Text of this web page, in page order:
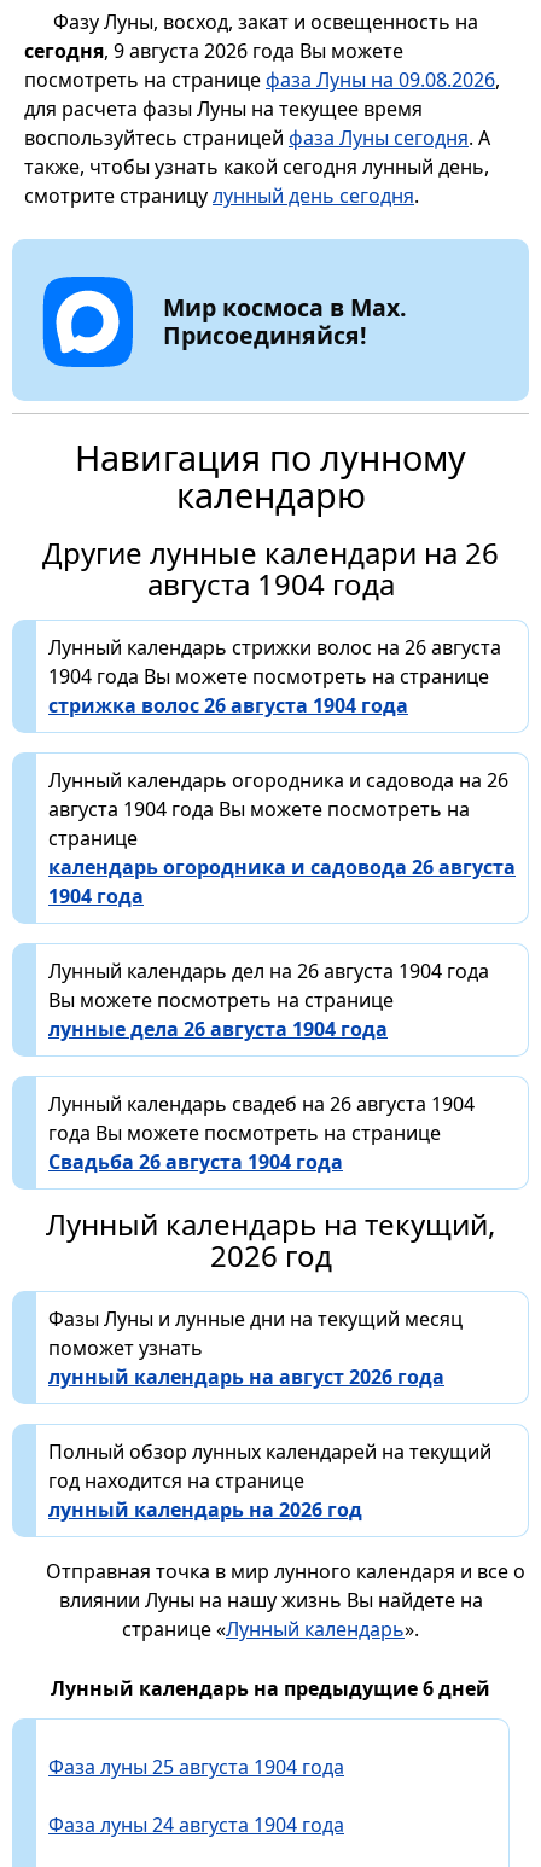
Фазу Луны, восход, закат и освещенность на
сегодня, 9 августа 2026 года Вы можете
посмотреть на страницефаза Луны на 09.08.2026,
для расчета фазы Луны на текущее время
воспользуйтесь страницей фаза Луны сегодня. А
также, чтобы узнать какой сегодня лунный день,
смотрите страницулунный день сегодня.
Мир космоса в Max.
Присоединяйся!
Навигация по лунному
календарю
Другие лунные календари на 26
августа 1904 года
Лунный календарь стрижки волос на 26 августа
1904 года Вы можете посмотреть на странице
стрижка волос 26 августа 1904 года
Лунный календарь огородника и садовода на 26
августа 1904 года Вы можете посмотреть на
странице
календарь огородника и садовода 26 августа
1904 года
Лунный календарь дел на 26 августа 1904 года
Вы можете посмотреть на странице
лунные дела 26 августа 1904 года
Лунный календарь свадеб на 26 августа 1904
года Вы можете посмотреть на странице
Свадьба 26 августа 1904 года
Лунный календарь на текущий,
2026 год
Фазы Луны и лунные дни на текущий месяц
поможет узнать
лунный календарь на август 2026 года
Полный обзор лунных календарей на текущий
год находится на странице
лунный календарь на 2026 год
Отправная точка в мир лунного календаря и все о
влиянии Луны на нашу жизнь Вы найдете на
странице «Лунный календарь».
Лунный календарь на предыдущие 6 дней
Фаза луны 25 августа 1904 года
Фаза луны 24 августа 1904 года